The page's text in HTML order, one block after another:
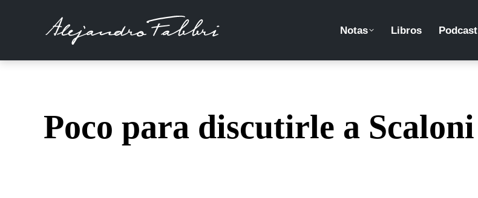
Notas Libros Podcast
Poco para discutirle a Scaloni